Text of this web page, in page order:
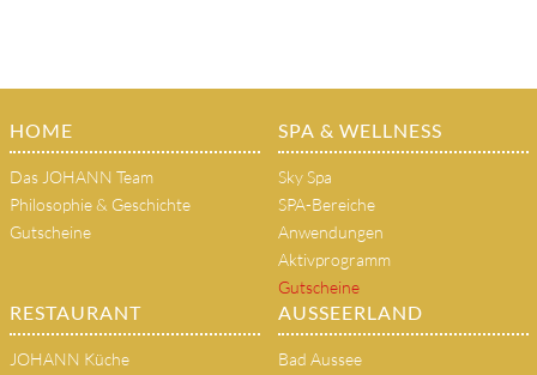
HOME
Das JOHANN Team
Philosophie & Geschichte
Gutscheine
SPA & WELLNESS
Sky Spa
SPA-Bereiche
Anwendungen
Aktivprogramm
Gutscheine
RESTAURANT
JOHANN Küche
AUSSEERLAND
Bad Aussee